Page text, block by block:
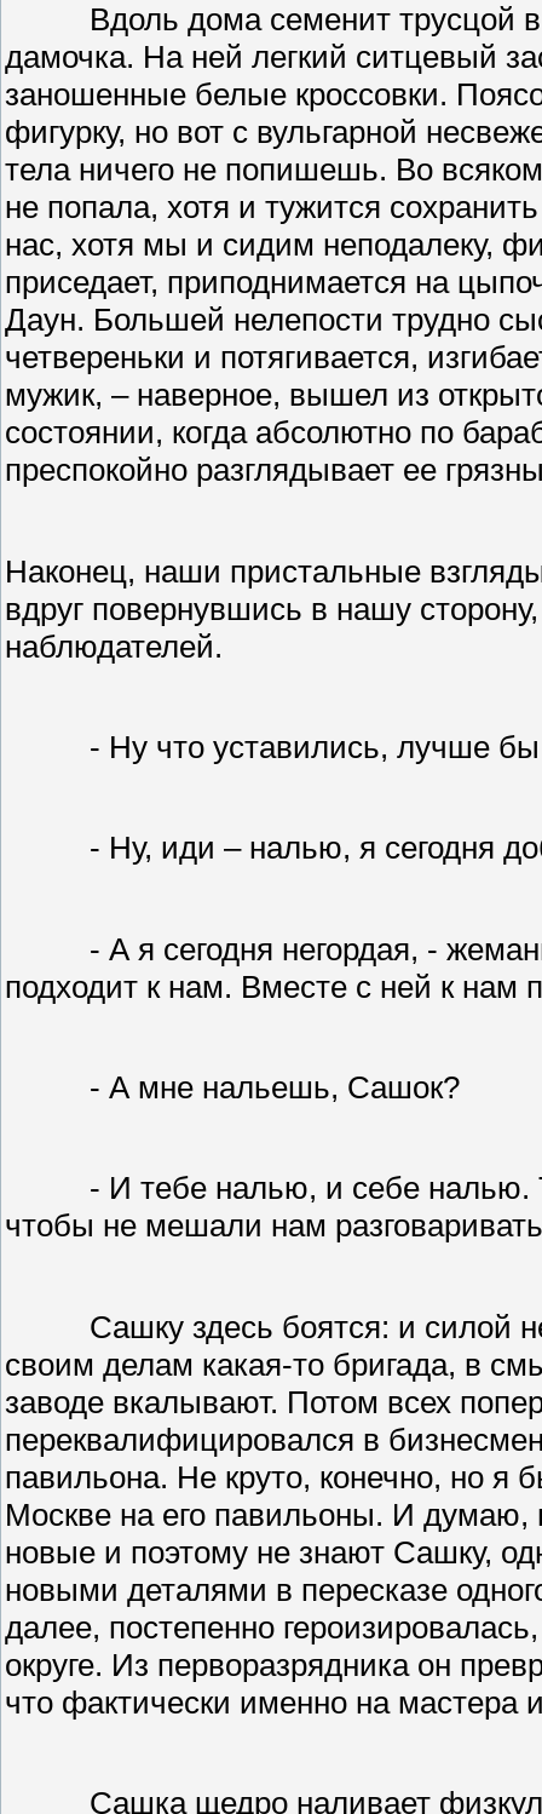
Вдоль дома семенит трусцой
дамочка. На ней легкий ситцевый
заношенные белые кроссовки.
фигурку, но вот с вульгарной
тела ничего не попишешь. Во
не попала, хотя и тужится
нас, хотя мы и сидим неподалеку,
приседает, приподнимается на
Даун. Большей нелепости трудно
четвереньки и потягивается,
мужик, – наверное, вышел из
состоянии, когда абсолютно по
преспокойно разглядывает ее
Наконец, наши пристальные
вдруг повернувшись в нашу
наблюдателей.
- Ну что уставились, лучше
- Ну, иди – налью, я сегодня
- А я сегодня негордая, -
подходит к нам. Вместе с ней к нам
- А мне нальешь, Сашок?
- И тебе налью, и себе налью.
чтобы не мешали нам
Сашку здесь боятся: и силой
своим делам какая-то бригада, в
заводе вкалывают. Потом всех
переквалифицировался в
павильона. Не круто, конечно, но я
Москве на его павильоны. И
новые и поэтому не знают Сашку,
новыми деталями в пересказе
далее, постепенно
округе. Из перворазрядника он
что фактически именно на мастера
Сашка щедро наливает